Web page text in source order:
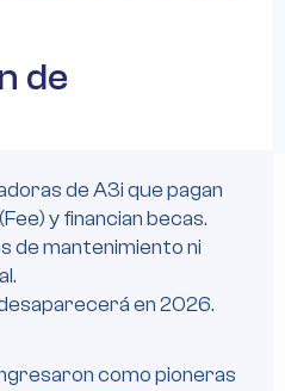
de
de A3i que pagan
y financian becas.
de mantenimiento ni
en 2026.
como pioneras